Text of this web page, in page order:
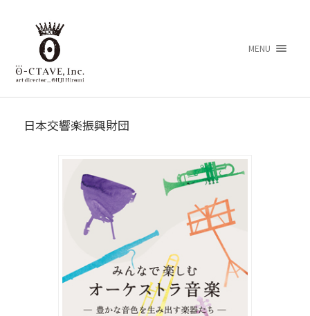
MENU
日本交響楽振興財団